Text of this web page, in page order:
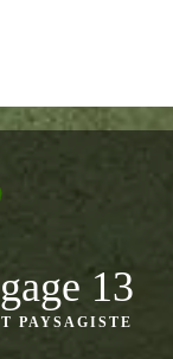
13
PAYSAGISTE